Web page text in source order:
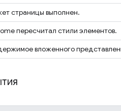
страницы выполнен.
пересчитал стили элементов.
вложенного